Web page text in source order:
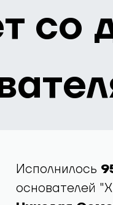
со
Исполнилось
основателей